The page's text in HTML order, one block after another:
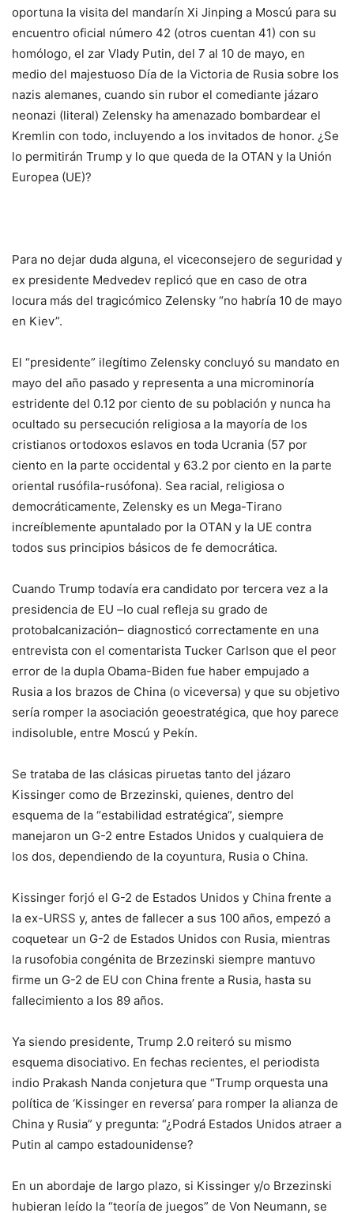
oportuna la visita del mandarín Xi Jinping a Moscú para su
encuentro oficial número 42 (otros cuentan 41) con su
homólogo, el zar Vlady Putin, del 7 al 10 de mayo, en
medio del majestuoso Día de la Victoria de Rusia sobre los
nazis alemanes, cuando sin rubor el comediante jázaro
neonazi (literal) Zelensky ha amenazado bombardear el
Kremlin con todo, incluyendo a los invitados de honor. ¿Se
lo permitirán Trump y lo que queda de la OTAN y la Unión
Europea (UE)?
Para no dejar duda alguna, el viceconsejero de seguridad y
ex presidente Medvedev replicó que en caso de otra
locura más del tragicómico Zelensky “no habría 10 de mayo
en Kiev”.
El “presidente” ilegítimo Zelensky concluyó su mandato en
mayo del año pasado y representa a una microminoría
estridente del 0.12 por ciento de su población y nunca ha
ocultado su persecución religiosa a la mayoría de los
cristianos ortodoxos eslavos en toda Ucrania (57 por
ciento en la parte occidental y 63.2 por ciento en la parte
oriental rusófila-rusófona). Sea racial, religiosa o
democráticamente, Zelensky es un Mega-Tirano
increíblemente apuntalado por la OTAN y la UE contra
todos sus principios básicos de fe democrática.
Cuando Trump todavía era candidato por tercera vez a la
presidencia de EU –lo cual refleja su grado de
protobalcanización– diagnosticó correctamente en una
entrevista con el comentarista Tucker Carlson que el peor
error de la dupla Obama-Biden fue haber empujado a
Rusia a los brazos de China (o viceversa) y que su objetivo
sería romper la asociación geoestratégica, que hoy parece
indisoluble, entre Moscú y Pekín.
Se trataba de las clásicas piruetas tanto del jázaro
Kissinger como de Brzezinski, quienes, dentro del
esquema de la “estabilidad estratégica”, siempre
manejaron un G-2 entre Estados Unidos y cualquiera de
los dos, dependiendo de la coyuntura, Rusia o China.
Kissinger forjó el G-2 de Estados Unidos y China frente a
la ex-URSS y, antes de fallecer a sus 100 años, empezó a
coquetear un G-2 de Estados Unidos con Rusia, mientras
la rusofobia congénita de Brzezinski siempre mantuvo
firme un G-2 de EU con China frente a Rusia, hasta su
fallecimiento a los 89 años.
Ya siendo presidente, Trump 2.0 reiteró su mismo
esquema disociativo. En fechas recientes, el periodista
indio Prakash Nanda conjetura que “Trump orquesta una
política de ‘Kissinger en reversa’ para romper la alianza de
China y Rusia” y pregunta: “¿Podrá Estados Unidos atraer a
Putin al campo estadounidense?
En un abordaje de largo plazo, si Kissinger y/o Brzezinski
hubieran leído la “teoría de juegos” de Von Neumann, se